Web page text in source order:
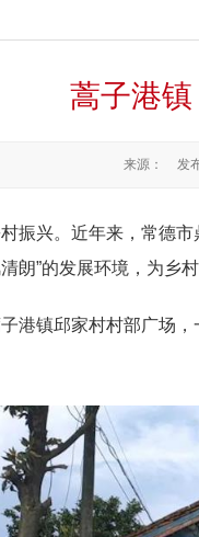
蒿子港镇
来源： 发
振兴。近年来，常德
朗”的发展环境，为乡
港镇邱家村村部广场，